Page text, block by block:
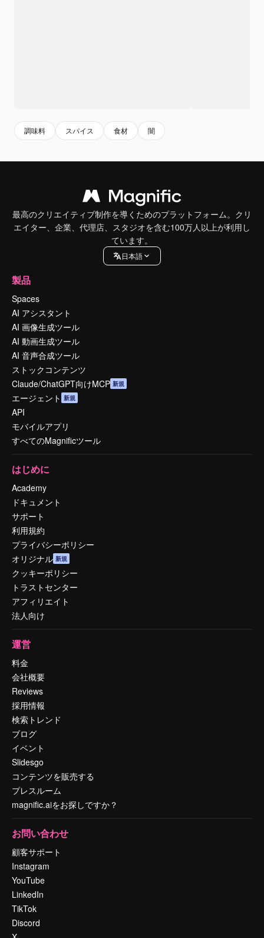
調味料 スパイス 食材 闇
最高のクリエイティブ制作を導くためのプラットフォーム。クリ
エイター、企業、代理店、スタジオを含む100万人以上が利用し
ています。
日本語
製品
Spaces
AI アシスタント
AI 画像生成ツール
AI 動画生成ツール
AI 音声合成ツール
ストックコンテンツ
Claude/ChatGPT向けMCP 新規
エージェント 新規
API
モバイルアプリ
すべてのMagnificツール
はじめに
Academy
ドキュメント
サポート
利用規約
プライバシーポリシー
オリジナル 新規
クッキーポリシー
トラストセンター
アフィリエイト
法人向け
運営
料金
会社概要
Reviews
採用情報
検索トレンド
ブログ
イベント
Slidesgo
コンテンツを販売する
プレスルーム
magnific.aiをお探しですか？
お問い合わせ
顧客サポート
Instagram
YouTube
LinkedIn
TikTok
Discord